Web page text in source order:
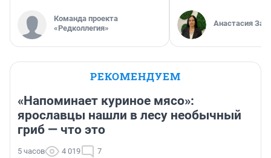
Команда проекта
«Редколлегия»
Анастасия
РЕКОМЕНДУЕМ
«Напоминает куриное мясо»:
ярославцы нашли в лесу необычный
гриб — что это
5 часов 4 019 7